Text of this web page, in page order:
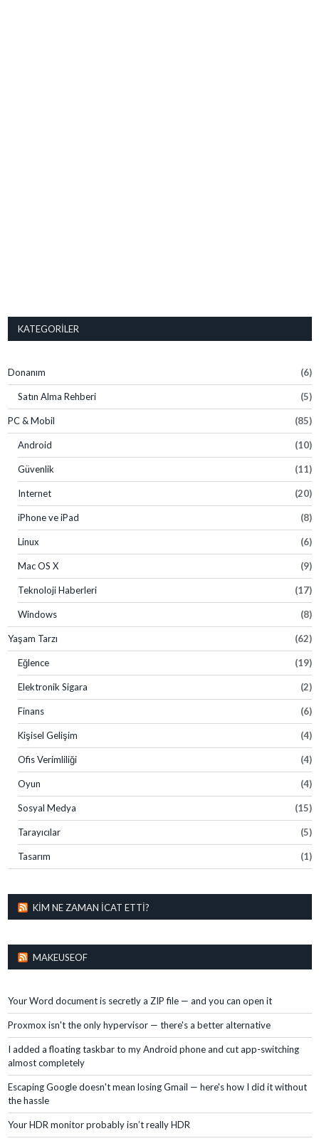
KATEGORILER
Donanım (6)
Satın Alma Rehberi (5)
PC & Mobil (85)
Android (10)
Güvenlik (11)
Internet (20)
iPhone ve iPad (8)
Linux (6)
Mac OS X (9)
Teknoloji Haberleri (17)
Windows (8)
Yaşam Tarzı (62)
Eğlence (19)
Elektronik Sigara (2)
Finans (6)
Kişisel Gelişim (4)
Ofis Verimliliği (4)
Oyun (4)
Sosyal Medya (15)
Tarayıcılar (5)
Tasarım (1)
KIM NE ZAMAN İCAT ETTI?
MAKEUSEOF
Your Word document is secretly a ZIP file — and you can open it
Proxmox isn't the only hypervisor — there's a better alternative
I added a floating taskbar to my Android phone and cut app-switching
almost completely
Escaping Google doesn't mean losing Gmail — here's how I did it without
the hassle
Your HDR monitor probably isn’t really HDR